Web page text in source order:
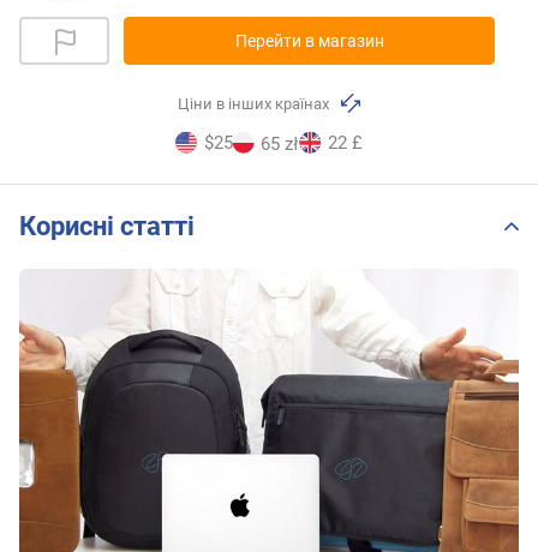
Перейти в магазин
Ціни в інших країнах
$25 65 zł 22 £
Корисні статті